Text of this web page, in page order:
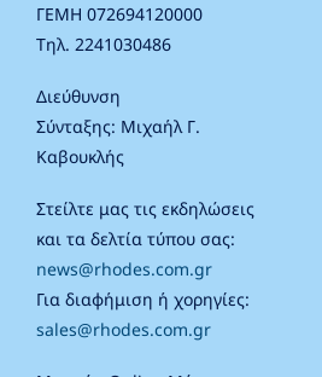
ΓΕΜΗ 072694120000
Τηλ. 2241030486
Διεύθυνση
Σύνταξης: Μιχαήλ Γ.
Καβουκλής
Στείλτε μας τις εκδηλώσεις
και τα δελτία τύπου σας:
news@rhodes.com.gr
Για διαφήμιση ή χορηγίες:
sales@rhodes.com.gr